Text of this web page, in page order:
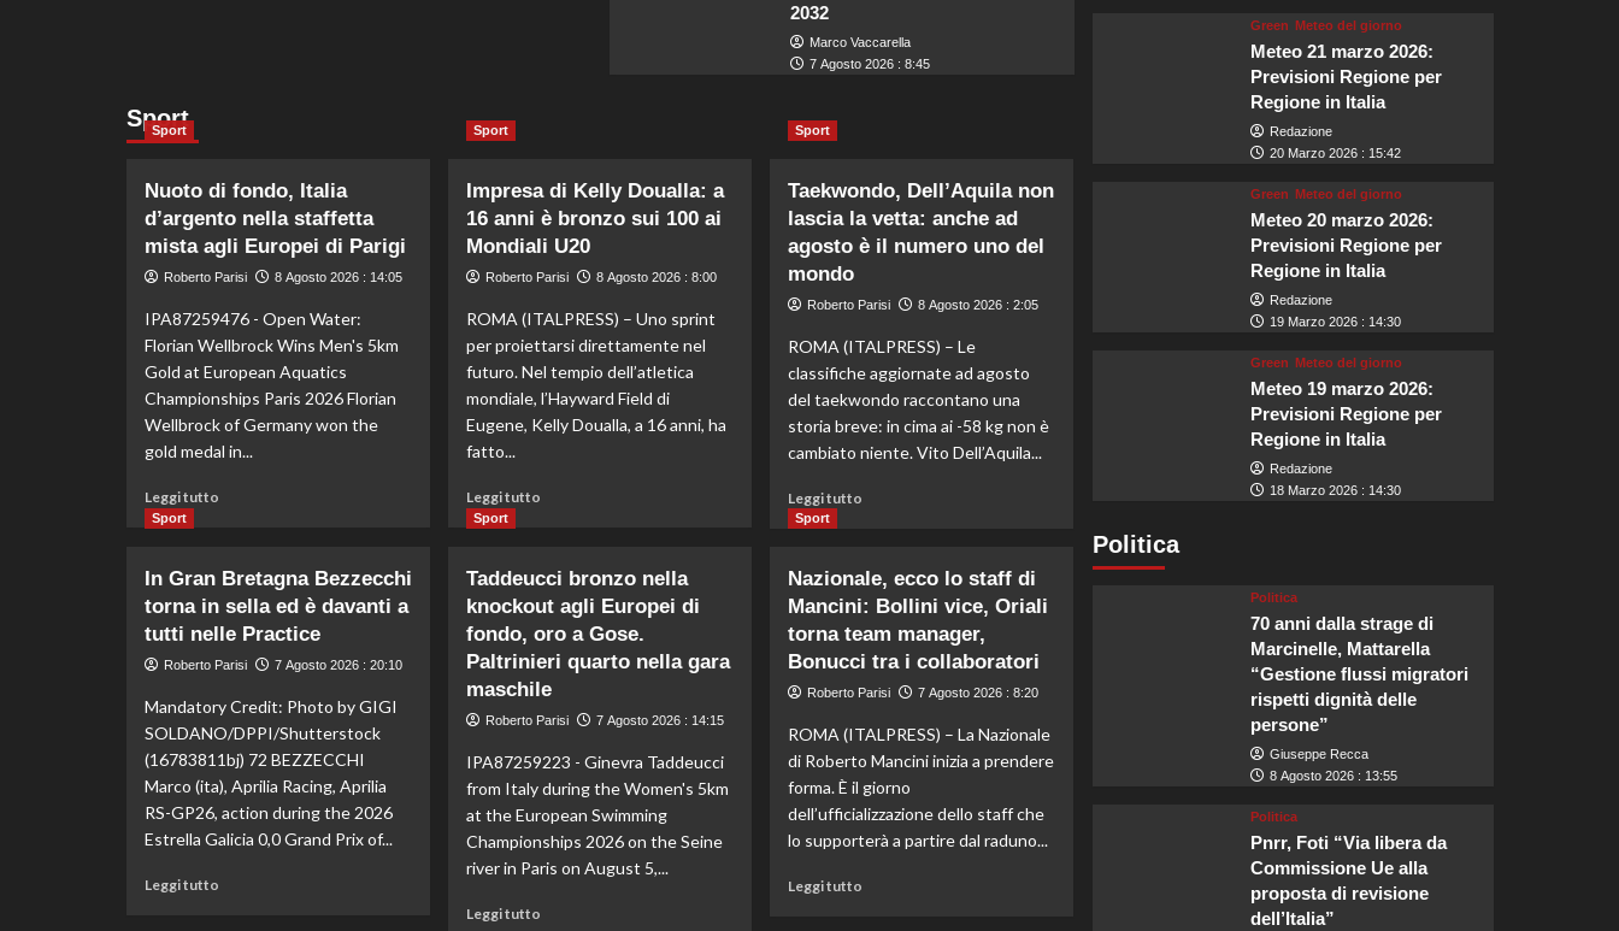
2032
Marco Vaccarella
7 Agosto 2026 : 8:45
Sport
Sport
Nuoto di fondo, Italia
d’argento nella staffetta
mista agli Europei di Parigi
Roberto Parisi 8 Agosto 2026 : 14:05
IPA87259476 - Open Water:
Florian Wellbrock Wins Men's 5km
Gold at European Aquatics
Championships Paris 2026 Florian
Wellbrock of Germany won the
gold medal in...
Leggi tuttoLeggi
Nuoto
di
fondo,
d’argento
nella
mista
agli
Europei
di
Parigi
Sport
Impresa di Kelly Doualla: a
16 anni è bronzo sui 100 ai
Mondiali U20
Roberto Parisi 8 Agosto 2026 : 8:00
ROMA (ITALPRESS) – Uno sprint
per proiettarsi direttamente nel
futuro. Nel tempio dell’atletica
mondiale, l’Hayward Field di
Eugene, Kelly Doualla, a 16 anni, ha
fatto...
Leggi tuttoLeggi
Impresa
di
Kelly
Doualla:
16
anni
bronzo
sui
100
ai
Mondiali
Sport
Taekwondo, Dell’Aquila non
lascia la vetta: anche ad
agosto è il numero uno del
mondo
Roberto Parisi 8 Agosto 2026 : 2:05
ROMA (ITALPRESS) – Le
classifiche aggiornate ad agosto
del taekwondo raccontano una
storia breve: in cima ai -58 kg non è
cambiato niente. Vito Dell’Aquila...
Leggi tutto
Taekwondo,
Dell’Aquila
non
lascia
vetta:
ad
agosto
è
il
numero
Sport
In Gran Bretagna Bezzecchi
torna in sella ed è davanti a
tutti nelle Practice
Roberto Parisi 7 Agosto 2026 : 20:10
Mandatory Credit: Photo by GIGI
SOLDANO/DPPI/Shutterstock
(16783811bj) 72 BEZZECCHI
Marco (ita), Aprilia Racing, Aprilia
RS-GP26, action during the 2026
Estrella Galicia 0,0 Grand Prix of...
Leggi tuttoLeggi
Sport
Taddeucci bronzo nella
knockout agli Europei di
fondo, oro a Gose.
Paltrinieri quarto nella gara
maschile
Roberto Parisi 7 Agosto 2026 : 14:15
IPA87259223 - Ginevra Taddeucci
from Italy during the Women's 5km
at the European Swimming
Championships 2026 on the Seine
river in Paris on August 5,...
Leggi tuttoLeggi
Sport
Nazionale, ecco lo staff di
Mancini: Bollini vice, Oriali
torna team manager,
Bonucci tra i collaboratori
Roberto Parisi 7 Agosto 2026 : 8:20
ROMA (ITALPRESS) – La Nazionale
di Roberto Mancini inizia a prendere
forma. È il giorno
dell’ufficializzazione dello staff che
lo supporterà a partire dal raduno...
Leggi tutto
Green Meteo del giorno
Meteo 21 marzo 2026:
Previsioni Regione per
Regione in Italia
Redazione
20 Marzo 2026 : 15:42
Green Meteo del giorno
Meteo 20 marzo 2026:
Previsioni Regione per
Regione in Italia
Redazione
19 Marzo 2026 : 14:30
Green Meteo del giorno
Meteo 19 marzo 2026:
Previsioni Regione per
Regione in Italia
Redazione
18 Marzo 2026 : 14:30
Politica
Politica
70 anni dalla strage di
Marcinelle, Mattarella
“Gestione flussi migratori
rispetti dignità delle
persone”
Giuseppe Recca
8 Agosto 2026 : 13:55
Politica
Pnrr, Foti “Via libera da
Commissione Ue alla
proposta di revisione
dell’Italia”